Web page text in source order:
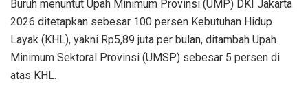
Buruh menuntut Upah Minimum Provinsi (UMP) DKI Jakarta
2026 ditetapkan sebesar 100 persen Kebutuhan Hidup
Layak (KHL), yakni Rp5,89 juta per bulan, ditambah Upah
Minimum Sektoral Provinsi (UMSP) sebesar 5 persen di
atas KHL.